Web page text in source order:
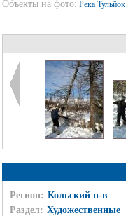
Объекты на фото: Река Тульйок
Регион: Кольский п-в
Раздел: Художественные